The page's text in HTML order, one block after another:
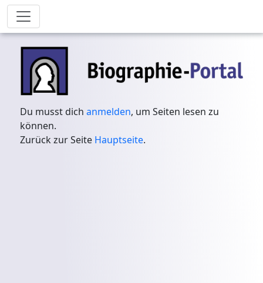
Du musst dichanmelden, um Seiten lesen zu
können.
Zurück zur Seite Hauptseite.